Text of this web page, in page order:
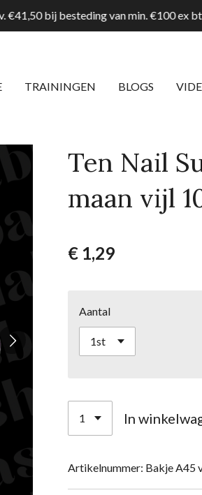
€41,50 bij besteding van min. €100 ex
TRAININGEN BLOGS
Ten Nail
maan vijl
€ 1,29
Aantal
In
Artikelnummer: Bakje A45